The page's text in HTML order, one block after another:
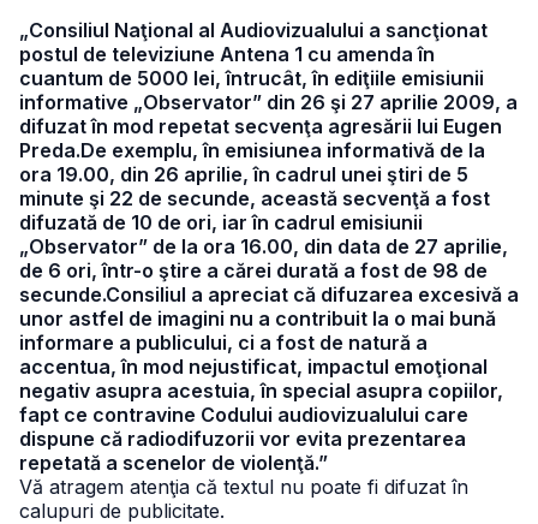
„Consiliul Naţional al Audiovizualului a sancţionat
postul de televiziune Antena 1 cu amenda în
cuantum de 5000 lei, întrucât, în ediţiile emisiunii
informative „Observator” din 26 şi 27 aprilie 2009, a
difuzat în mod repetat secvenţa agresării lui Eugen
Preda.De exemplu, în emisiunea informativă de la
ora 19.00, din 26 aprilie, în cadrul unei ştiri de 5
minute şi 22 de secunde, această secvenţă a fost
difuzată de 10 de ori, iar în cadrul emisiunii
„Observator” de la ora 16.00, din data de 27 aprilie,
de 6 ori, într-o ştire a cărei durată a fost de 98 de
secunde.Consiliul a apreciat că difuzarea excesivă a
unor astfel de imagini nu a contribuit la o mai bună
informare a publicului, ci a fost de natură a
accentua, în mod nejustificat, impactul emoţional
negativ asupra acestuia, în special asupra copiilor,
fapt ce contravine Codului audiovizualului care
dispune că radiodifuzorii vor evita prezentarea
repetată a scenelor de violenţă.”
Vă atragem atenţia că textul nu poate fi difuzat în
calupuri de publicitate.